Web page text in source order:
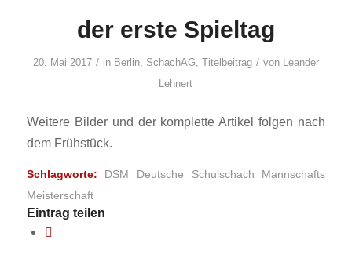
der erste Spieltag
20. Mai 2017 / in Berlin, SchachAG, Titelbeitrag / von Leander
Lehnert
Weitere Bilder und der komplette Artikel folgen nach
dem Frühstück.
Schlagworte:
DSM Deutsche Schulschach Mannschafts
Meisterschaft
Eintrag teilen